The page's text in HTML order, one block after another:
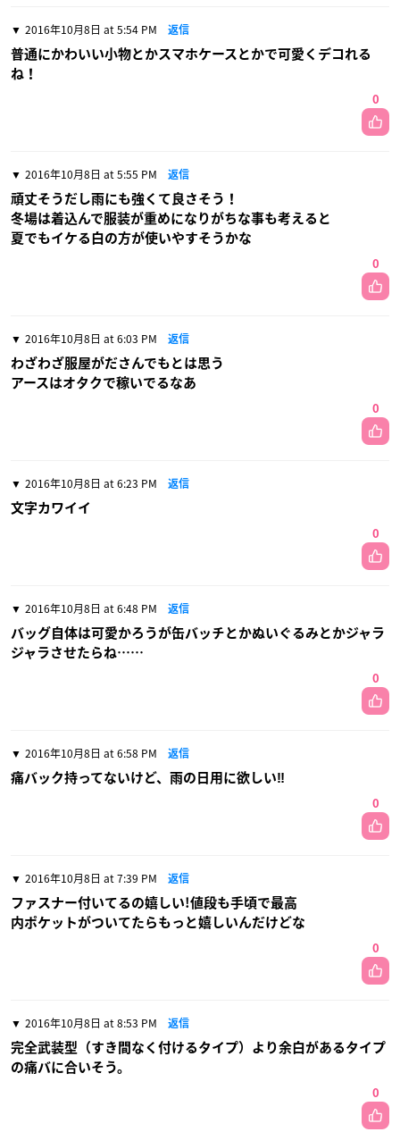
2016年10月8日 at 5:54 PM 返信
普通にかわいい小物とかスマホケースとかで可愛くデコれる
ね！
0
2016年10月8日 at 5:55 PM 返信
頑丈そうだし雨にも強くて良さそう！
冬場は着込んで服装が重めになりがちな事も考えると
夏でもイケる白の方が使いやすそうかな
0
2016年10月8日 at 6:03 PM 返信
わざわざ服屋がださんでもとは思う
アースはオタクで稼いでるなあ
0
2016年10月8日 at 6:23 PM 返信
文字カワイイ
0
2016年10月8日 at 6:48 PM 返信
バッグ自体は可愛かろうが缶バッチとかぬいぐるみとかジャラ
ジャラさせたらね……
0
2016年10月8日 at 6:58 PM 返信
痛バック持ってないけど、雨の日用に欲しい‼︎
0
2016年10月8日 at 7:39 PM 返信
ファスナー付いてるの嬉しい!値段も手頃で最高
内ポケットがついてたらもっと嬉しいんだけどな
0
2016年10月8日 at 8:53 PM 返信
完全武装型（すき間なく付けるタイプ）より余白があるタイプ
の痛バに合いそう。
0